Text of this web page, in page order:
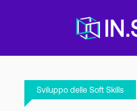
Sviluppo delle Soft Skills